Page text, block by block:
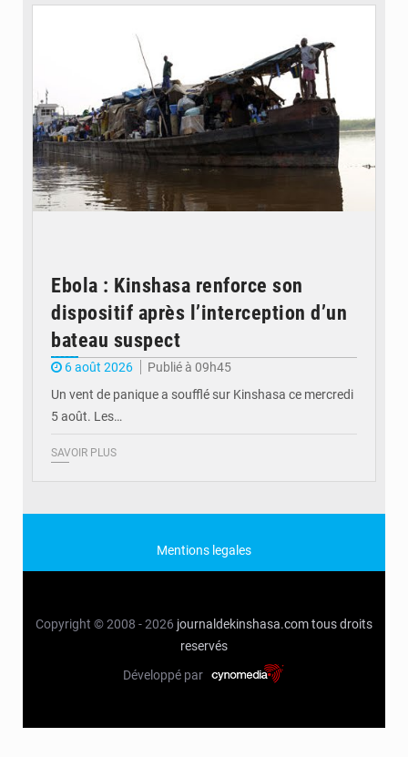
Ebola : Kinshasa renforce son
dispositif après l’interception d’un
bateau suspect
6 août 2026
Publié à 09h45
Un vent de panique a soufflé sur Kinshasa ce mercredi
5 août. Les…
SAVOIR PLUS
Mentions legales
Copyright © 2008 - 2026 journaldekinshasa.comtous droits
reservés
Développé par